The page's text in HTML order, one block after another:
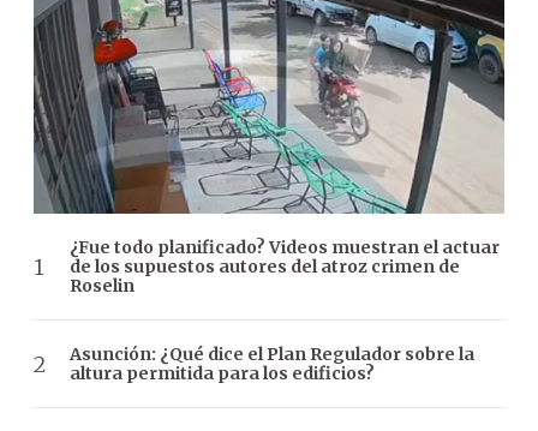
¿Fue todo planificado? Videos muestran el actuar
de los supuestos autores del atroz crimen de
Roselin
Asunción: ¿Qué dice el Plan Regulador sobre la
altura permitida para los edificios?